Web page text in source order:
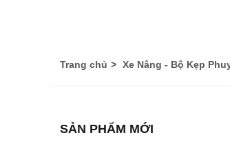
Trang chủ Xe Nâng - Bộ Kẹp
SẢN PHẨM MỚI